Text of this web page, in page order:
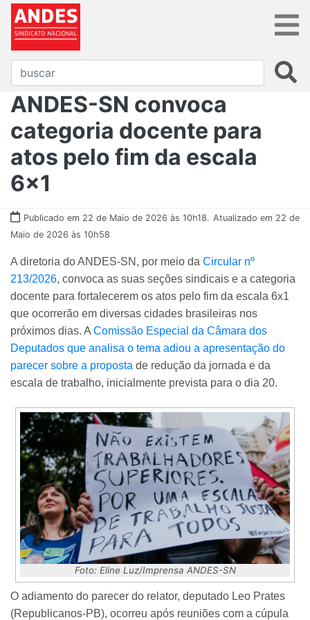
ANDES-SN convoca
categoria docente para
atos pelo fim da escala
6x1
Publicado em 22 de Maio de 2026 às 10h18. Atualizado em 22 de
Maio de 2026 às 10h58
A diretoria do ANDES-SN, por meio da Circular nº
213/2026, convoca as suas seções sindicais e a categoria
docente para fortalecerem os atos pelo fim da escala 6x1
que ocorrerão em diversas cidades brasileiras nos
próximos dias. A Comissão Especial da Câmara dos
Deputados que analisa o tema adiou a apresentação do
parecer sobre a proposta de redução da jornada e da
escala de trabalho, inicialmente prevista para o dia 20.
Foto: Eline Luz/Imprensa ANDES-SN
O adiamento do parecer do relator, deputado Leo Prates
(Republicanos-PB), ocorreu após reuniões com a cúpula